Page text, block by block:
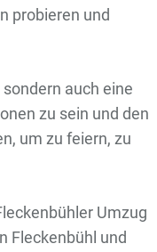
probieren und
auch eine
zu sein und den
um zu feiern, zu
Umzug
Fleckenbühl und